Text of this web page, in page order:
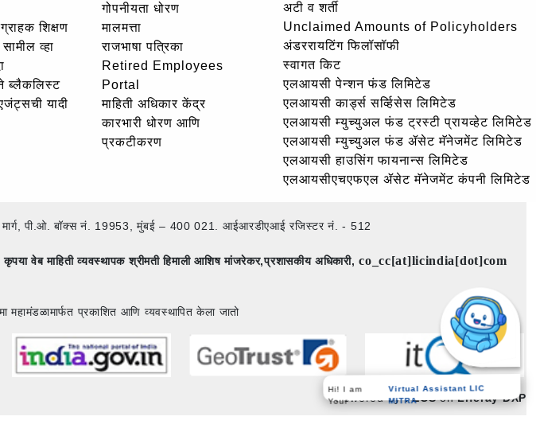
शिक्षण
व्हा
ब्लैकलिस्ट
यादी
गोपनीयता धोरण
मालमत्ता
राजभाषा पत्रिका
Retired Employees
Portal
माहिती अधिकार केंद्र
कारभारी धोरण आणि
प्रकटीकरण
अटी व शर्ती
Unclaimed Amounts of Policyholders
अंडररायटिंग फिलॉसॉफी
स्वागत किट
एलआयसी पेन्शन फंड लिमिटेड
एलआयसी कार्ड्स सर्व्हिसेस लिमिटेड
एलआयसी म्युच्युअल फंड ट्रस्टी प्रायव्हेट लिमिटेड
एलआयसी म्युच्युअल फंड ॲसेट मॅनेजमेंट लिमिटेड
एलआयसी हाउसिंग फायनान्स लिमिटेड
एलआयसीएचएफएल ॲसेट मॅनेजमेंट कंपनी लिमिटेड
मार्ग, पी.ओ. बॉक्स नं. 19953, मुंबई – 400 021. आईआरडीएआई रजिस्टर नं. - 512
कृपया वेब माहिती व्यवस्थापक श्रीमती हिमाली आशिष मांजरेकर,प्रशासकीय अधिकारी, co_cc[at]licindia[dot]com
महामंडळामार्फत प्रकाशित आणि व्यवस्थापित केला जातो
Powered byPECSonLiferay DXP
Hi! I am
Your
Virtual Assistant LIC
MITRA